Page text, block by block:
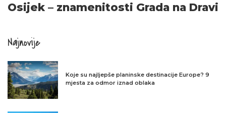
Osijek – znamenitosti Grada na Dravi
Najnovije
Koje su najljepše planinske destinacije Europe? 9
mjesta za odmor iznad oblaka